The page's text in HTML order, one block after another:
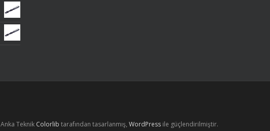
Anka Teknik Colorlib tarafından tasarlanmış, WordPress ile güçlendirilmiştir.